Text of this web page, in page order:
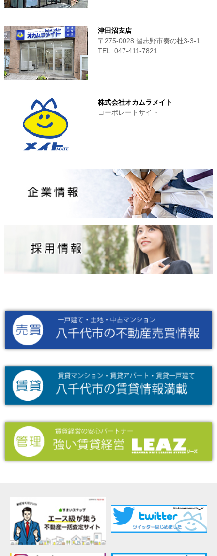
津田沼支店
〒275-0028 習志野市奏の杜3-3-1
TEL. 047-411‐7821
株式会社オカムラメイト
コーポレートサイト